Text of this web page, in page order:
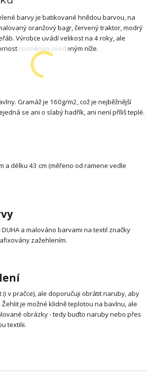
barvy je batikované hnědou barvou, na
oranžový bagr, červený traktor, modrý
Výrobce uvádí velikost na 4 roky, ale
rozměrům uvedeným níže.
Gramáž je 160g/m2, což je nejběžnější
se ani o slabý hadřík, ani není příliš teplé.
a délku 43 cm (měřeno od ramene vedle
a malováno barvami na textil značky
zažehlením.
(i v pračce), ale doporučuji obrátit naruby, aby
je možné klidně teplotou na bavlnu, ale
obrázky - tedy buďto naruby nebo přes
textilii.